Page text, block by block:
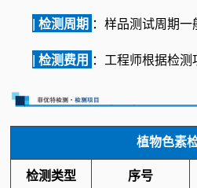
| 检测周期 ：样品测试周期
| 检测费用 ：工程师根据检
植物色素
检测类型
序号